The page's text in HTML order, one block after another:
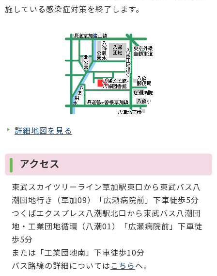
施している感染症対策を終了します。
詳細地図を見る
アクセス
東武スカイツリーライン草加駅東口から東武バス八
潮団地行き（草加09）「広瀬病院前」下車徒歩5分
つくばエクスプレス八潮駅北口から東武バス八潮団
地・工業団地循環（八潮01）「広瀬病院前」下車徒
歩5分
または「工業団地南」下車徒歩10分
バス路線の詳細については こちらへ。